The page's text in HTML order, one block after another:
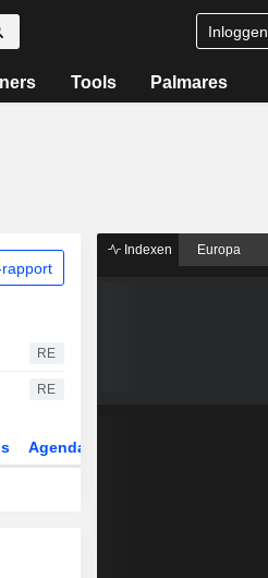
Inloggen
Tools Palmares
RE
RE
Agenda
Indexen Europa